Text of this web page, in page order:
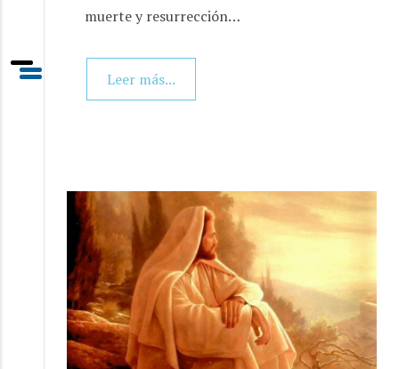
muerte y resurrección…
Leer más...